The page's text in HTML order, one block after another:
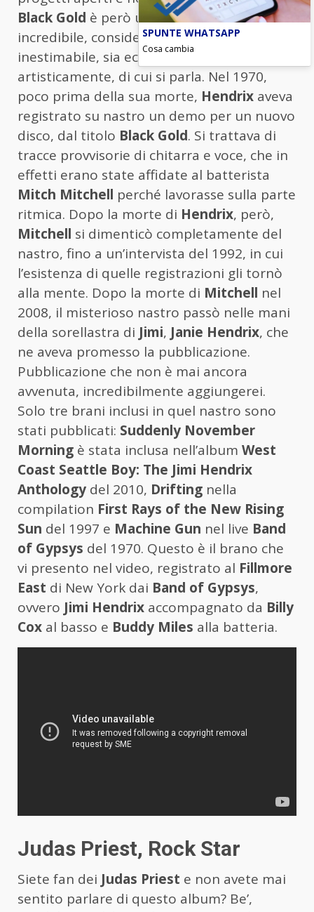
Black Gold è però una storia piuttosto
incredibile, considerando il tesoro
inestimabile, sia economicamente che
artisticamente, di cui si parla. Nel 1970,
poco prima della sua morte, Hendrix aveva
registrato su nastro un demo per un nuovo
disco, dal titolo Black Gold. Si trattava di
tracce provvisorie di chitarra e voce, che in
effetti erano state affidate al batterista
Mitch Mitchell perché lavorasse sulla parte
ritmica. Dopo la morte di Hendrix, però,
Mitchell si dimenticò completamente del
nastro, fino a un’intervista del 1992, in cui
l’esistenza di quelle registrazioni gli tornò
alla mente. Dopo la morte di Mitchell nel
2008, il misterioso nastro passò nelle mani
della sorellastra di Jimi, Janie Hendrix, che
ne aveva promesso la pubblicazione.
Pubblicazione che non è mai ancora
avvenuta, incredibilmente aggiungerei.
Solo tre brani inclusi in quel nastro sono
stati pubblicati: Suddenly November
Morning è stata inclusa nell’album West
Coast Seattle Boy: The Jimi Hendrix
Anthology del 2010, Drifting nella
compilation First Rays of the New Rising
Sun del 1997 e Machine Gun nel live Band
of Gypsys del 1970. Questo è il brano che
vi presento nel video, registrato al Fillmore
East di New York dai Band of Gypsys,
ovvero Jimi Hendrix accompagnato da Billy
Cox al basso e Buddy Miles alla batteria.
Judas Priest, Rock Star
Siete fan dei Judas Priest e non avete mai
sentito parlare di questo album? Be’,
SPUNTE WHATSAPP
Cosa cambia